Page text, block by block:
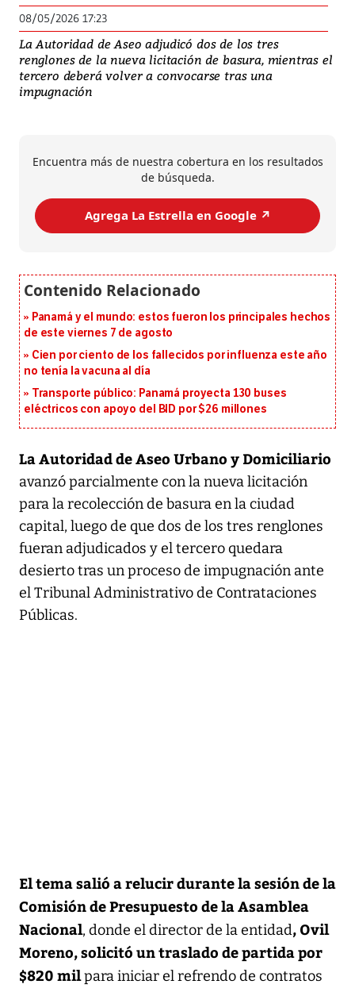
08/05/2026 17:23
La Autoridad de Aseo adjudicó dos de los tres
renglones de la nueva licitación de basura, mientras el
tercero deberá volver a convocarse tras una
impugnación
Encuentra más de nuestra cobertura en los resultados
de búsqueda.
Agrega La Estrella en Google ↗️
Panamá y el mundo: estos fueron los principales hechos
de este viernes 7 de agosto
Cien por ciento de los fallecidos por influenza este año
no tenía la vacuna al día
Transporte público: Panamá proyecta 130 buses
eléctricos con apoyo del BID por $26 millones
La Autoridad de Aseo Urbano y Domiciliario
avanzó parcialmente con la nueva licitación
para la recolección de basura en la ciudad
capital, luego de que dos de los tres renglones
fueran adjudicados y el tercero quedara
desierto tras un proceso de impugnación ante
el Tribunal Administrativo de Contrataciones
Públicas.
El tema salió a relucir durante la sesión de la
Comisión de Presupuesto de la Asamblea
Nacional, donde el director de la entidad, Ovil
Moreno, solicitó un traslado de partida por
$820 milpara iniciar el refrendo de contratos